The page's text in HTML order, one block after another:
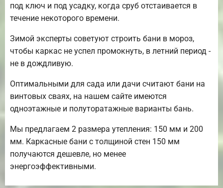
под ключ и под усадку, когда сруб отстаивается в
течение некоторого времени.
Зимой эксперты советуют строить бани в мороз,
чтобы каркас не успел промокнуть, в летний период -
не в дождливую.
Оптимальными для сада или дачи считают бани на
винтовых сваях, на нашем сайте имеются
одноэтажные и полуторатажные варианты бань.
Мы предлагаем 2 размера утепления: 150 мм и 200
мм. Каркасные бани с толщиной стен 150 мм
получаются дешевле, но менее
энергоэффективными.